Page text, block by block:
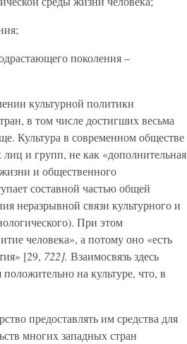
поколения –
культурной политики
в том числе достигших весьма
Культура в современном обществе
и групп, не как «дополнительная
и общественного
составной частью общей
неразрывной связи культурного и
При этом
человека», а потому оно «есть
[29, 722]. Взаимосвязь здесь
на культуре, что, в
предоставлять им средства для
многих западных стран